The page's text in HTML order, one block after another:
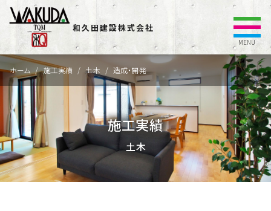
和久田建設株式会社
MENU
ホーム 施工実績 土木 造成・開発
施工実績
土木